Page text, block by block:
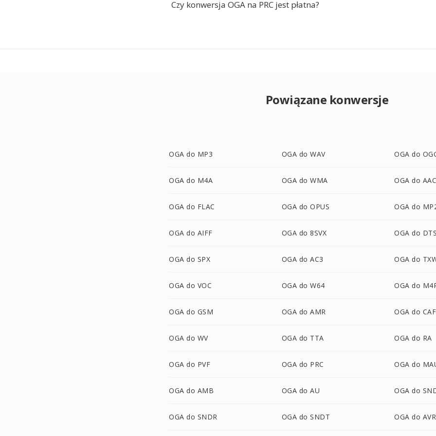
Czy konwersja OGA na PRC jest płatna?
Powiązane konwersje
OGA do MP3 OGA do WAV OGA do
OGA do M4A OGA do WMA OGA do AAC
OGA do FLAC OGA do OPUS OGA do
OGA do AIFF OGA do 8SVX OGA do DTS
OGA do SPX OGA do AC3 OGA do
OGA do VOC OGA do W64 OGA do
OGA do GSM OGA do AMR OGA do CAF
OGA do WV OGA do TTA OGA do RA
OGA do PVF OGA do PRC OGA do
OGA do AMB OGA do AU OGA do
OGA do SNDR OGA do SNDT OGA do AVR